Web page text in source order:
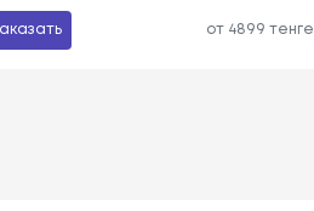
от 4899 тенге